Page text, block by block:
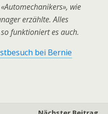
wie
erzählte. Alles
funktioniert es auch.
bei Bernie